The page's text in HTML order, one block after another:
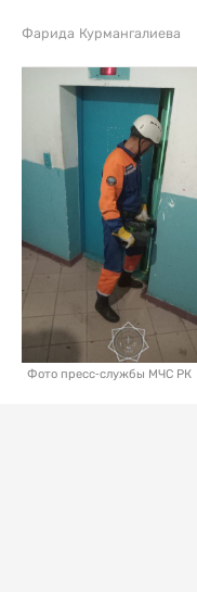
Фарида Курмангалиева
Фото пресс-службы МЧС РК